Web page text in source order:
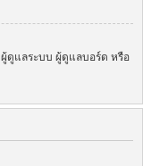
ดูแลระบบ ผู้ดูแลบอร์ด หรือ